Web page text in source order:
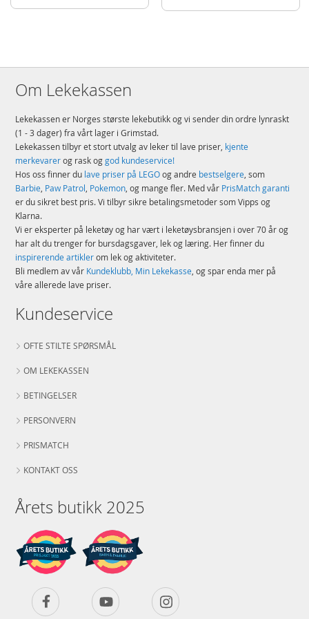
Produktdetaljer
Modell
EAN 5702017812861
Merke LEGO
Om Lekekassen
Lekekassen er Norges største lekebutikk og vi sender din ordre lynraskt
(1 - 3 dager) fra vårt lager i Grimstad.
Lekekassen tilbyr et stort utvalg av leker til lave priser, kjente
merkevarerog rask oggod kundeservice!
Hos oss finner du lave priser på LEGOog andre bestselgere, som
Barbie, Paw Patrol, Pokemon, og mange fler. Med vår PrisMatch garanti
er du sikret best pris. Vi tilbyr sikre betalingsmetoder som Vipps og
Klarna.
Vi er eksperter på leketøy og har vært i leketøysbransjen i over 70 år og
har alt du trenger for bursdagsgaver, lek og læring. Her finner du
inspirerende artiklerom lek og aktiviteter.
Bli medlem av vår Kundeklubb, Min Lekekasse, og spar enda mer på
våre allerede lave priser.
Kundeservice
OFTE STILTE SPØRSMÅL
OM LEKEKASSEN
BETINGELSER
PERSONVERN
PRISMATCH
KONTAKT OSS
Årets butikk 2025